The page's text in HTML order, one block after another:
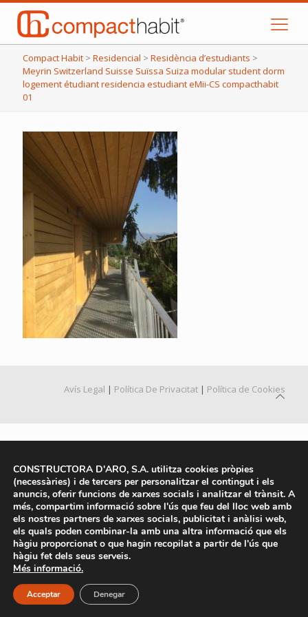
Compact Habit > Residencial > Residència d’estudiants >
Meyrin Switzerland Suisse Suïssa Suiza modular student dorm
logement étudiant residencia estudiant eMii-CS compacthabit
01
Avís Legal | Política De Privacitat | Política de Cookies
CONSTRUCTORA D'ARO, S.A. utilitza cookies pròpies
(necessàries) i de tercers per personalitzar el contingut i els
anuncis, oferir funcions de xarxes socials i analitzar el trànsit. A
més, compartim informació sobre l'ús que feu del lloc web amb
els nostres partners de xarxes socials, publicitat i anàlisi web,
els quals poden combinar-la amb una altra informació que els
hàgiu proporcionat o que hagin recopilat a partir de l'ús que
hàgiu fet dels seus serveis.
Més informació.
Acceptar Denegar